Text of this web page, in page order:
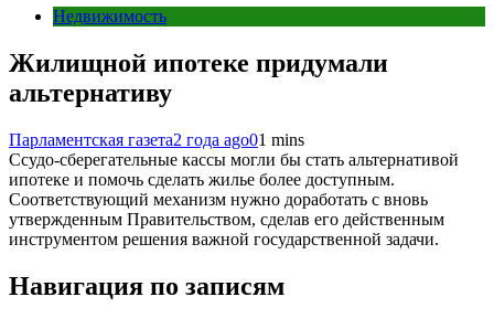
Недвижимость
Жилищной ипотеке придумали
альтернативу
Парламентская газета2 года ago01 mins
Ссудо-сберегательные кассы могли бы стать альтернативой
ипотеке и помочь сделать жилье более доступным.
Соответствующий механизм нужно доработать с вновь
утвержденным Правительством, сделав его действенным
инструментом решения важной государственной задачи.
Навигация по записям